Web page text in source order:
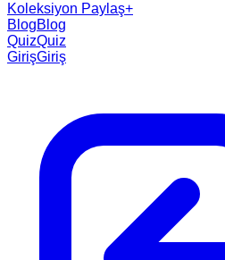
Koleksiyon Paylaş+
BlogBlog
QuizQuiz
GirişGiriş